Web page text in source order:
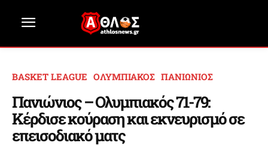
BASKET LEAGUE ΟΛΥΜΠΙΑΚΟΣ ΠΑΝΙΩΝΙΟΣ
Πανιώνιος – Ολυμπιακός 71-79:
Κέρδισε κούραση και εκνευρισμό σε
επεισοδιακό ματς